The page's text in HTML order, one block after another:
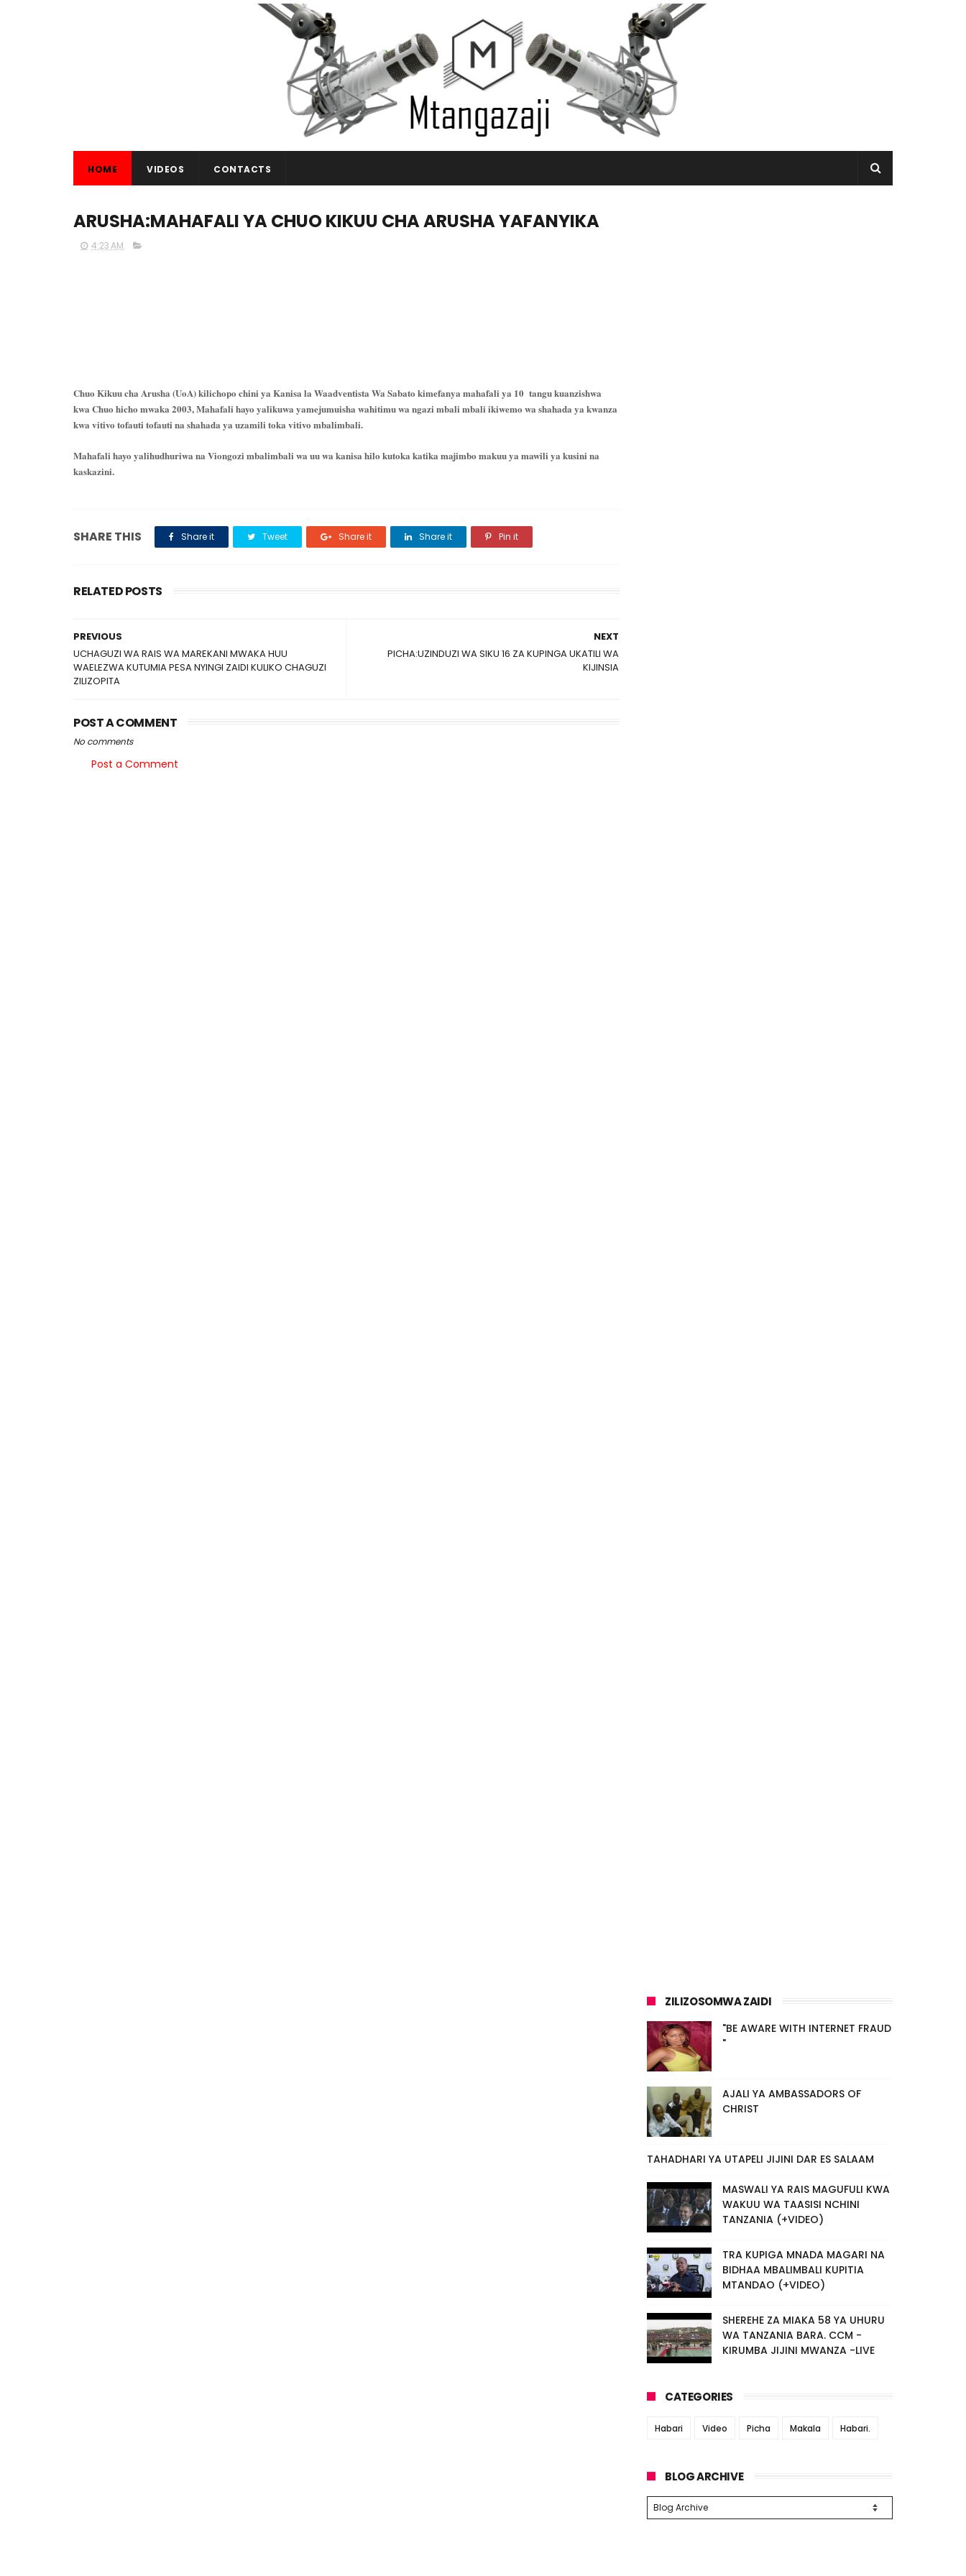
HOME VIDEOS CONTACTS
ARUSHA:MAHAFALI YA CHUO KIKUU CHA ARUSHA YAFANYIKA
4:23 AM
Chuo Kikuu cha Arusha (UoA) kilichopo chini ya Kanisa la Waadventista Wa Sabato kimefanya mahafali ya 10 tangu kuanzishwa
kwa Chuo hicho mwaka 2003, Mahafali hayo yalikuwa yamejumuisha wahitimu wa ngazi mbali mbali ikiwemo wa shahada ya kwanza
kwa vitivo tofauti tofauti na shahada ya uzamili toka vitivo mbalimbali.
Mahafali hayo yalihudhuriwa na Viongozi mbalimbali wa uu wa kanisa hilo kutoka katika majimbo makuu ya mawili ya kusini na
kaskazini.
SHARE THIS Share it Tweet Share it Share it Pin it
RELATED POSTS
NEXT
PICHA:UZINDUZI WA SIKU 16 ZA KUPINGA UKATILI WA
KIJINSIA
PREVIOUS
UCHAGUZI WA RAIS WA MAREKANI MWAKA HUU
WAELEZWA KUTUMIA PESA NYINGI ZAIDI KULIKO CHAGUZI
ZILIZOPITA
POST A COMMENT
No comments
Post a Comment
ZILIZOSOMWA ZAIDI
"BE AWARE WITH INTERNET FRAUD
"
AJALI YA AMBASSADORS OF
CHRIST
TAHADHARI YA UTAPELI JIJINI DAR ES SALAAM
MASWALI YA RAIS MAGUFULI KWA
WAKUU WA TAASISI NCHINI
TANZANIA (+VIDEO)
TRA KUPIGA MNADA MAGARI NA
BIDHAA MBALIMBALI KUPITIA
MTANDAO (+VIDEO)
SHEREHE ZA MIAKA 58 YA UHURU
WA TANZANIA BARA. CCM -
KIRUMBA JIJINI MWANZA -LIVE
CATEGORIES
Habari Video Picha Makala Habari.
BLOG ARCHIVE